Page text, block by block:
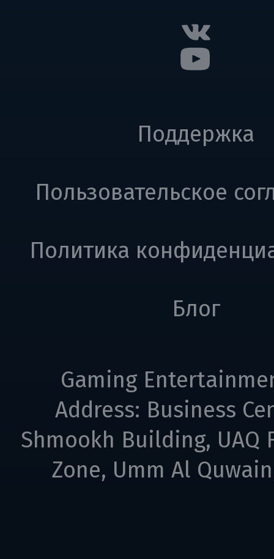
Поддержка
Пользовательское
Политика
Блог
Gaming
Address: Business
Shmookh Building, UAQ
Zone, Umm Al